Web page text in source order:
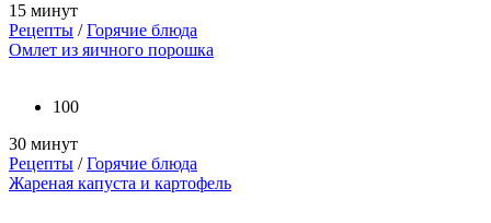
15 минут
Рецепты /Горячие блюда
Омлет из яичного порошка
100
30 минут
Рецепты /Горячие блюда
Жареная капуста и картофель